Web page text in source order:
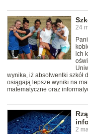
24
ich
wynika, iż absolwentki szkół
osiągają lepsze wyniki na
matematyczne oraz
2